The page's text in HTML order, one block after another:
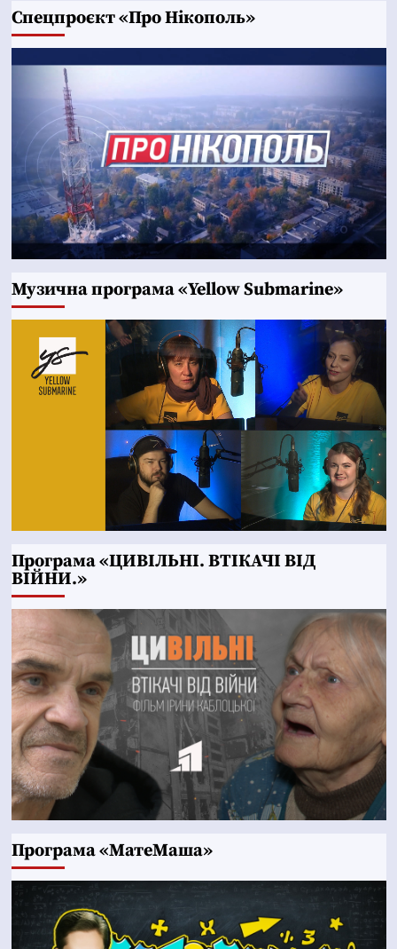
Cпецпроєкт «Про Нікополь»
Музична програма «Yellow Submarine»
Програма «ЦИВІЛЬНІ. ВТІКАЧІ ВІД
ВІЙНИ.»
Програма «МатеМаша»